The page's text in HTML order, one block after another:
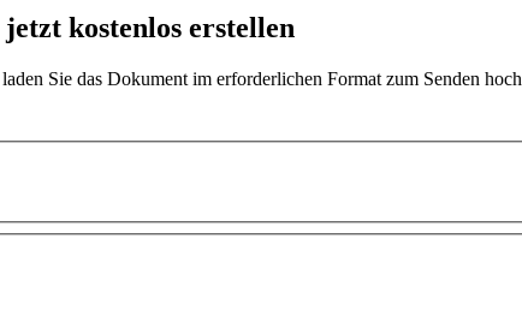
kostenlos erstellen
Sie das Dokument im erforderlichen Format zum Senden hoch